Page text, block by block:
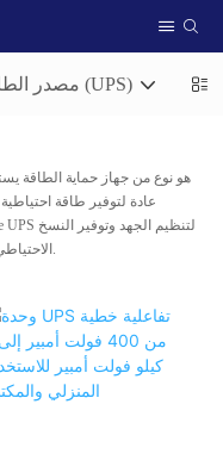
مصدر الطاقة غير المنقطعة (UPS)
عادة لتوفير طاقة احتياطية
الاحتياطي للبطارية في حالة حدوث فشل رئيسي في الطاقة.